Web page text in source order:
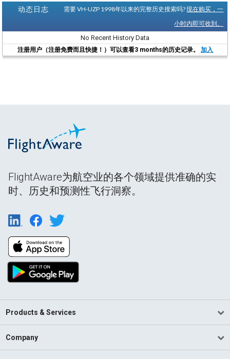
动态日志 需要 VH-UZP 1998年以来的完整历史搜索吗?现在购买，一
小时内即可收到。
No Recent History Data
注册用户（注册免费而且快捷！）可以查看3 months的历史记录。 加入
FlightAware为航空业的各个领域提供准确的实
时、历史和预测性飞行洞察。
Products & Services
Company